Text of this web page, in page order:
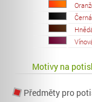
Černá
Motivy na
Předměty pro